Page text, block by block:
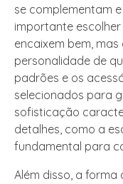
se complementam
importante
encaixem bem,
personalidade de
padrões e os
selecionados para
sofisticação
detalhes, como a
fundamental para
Além disso, a